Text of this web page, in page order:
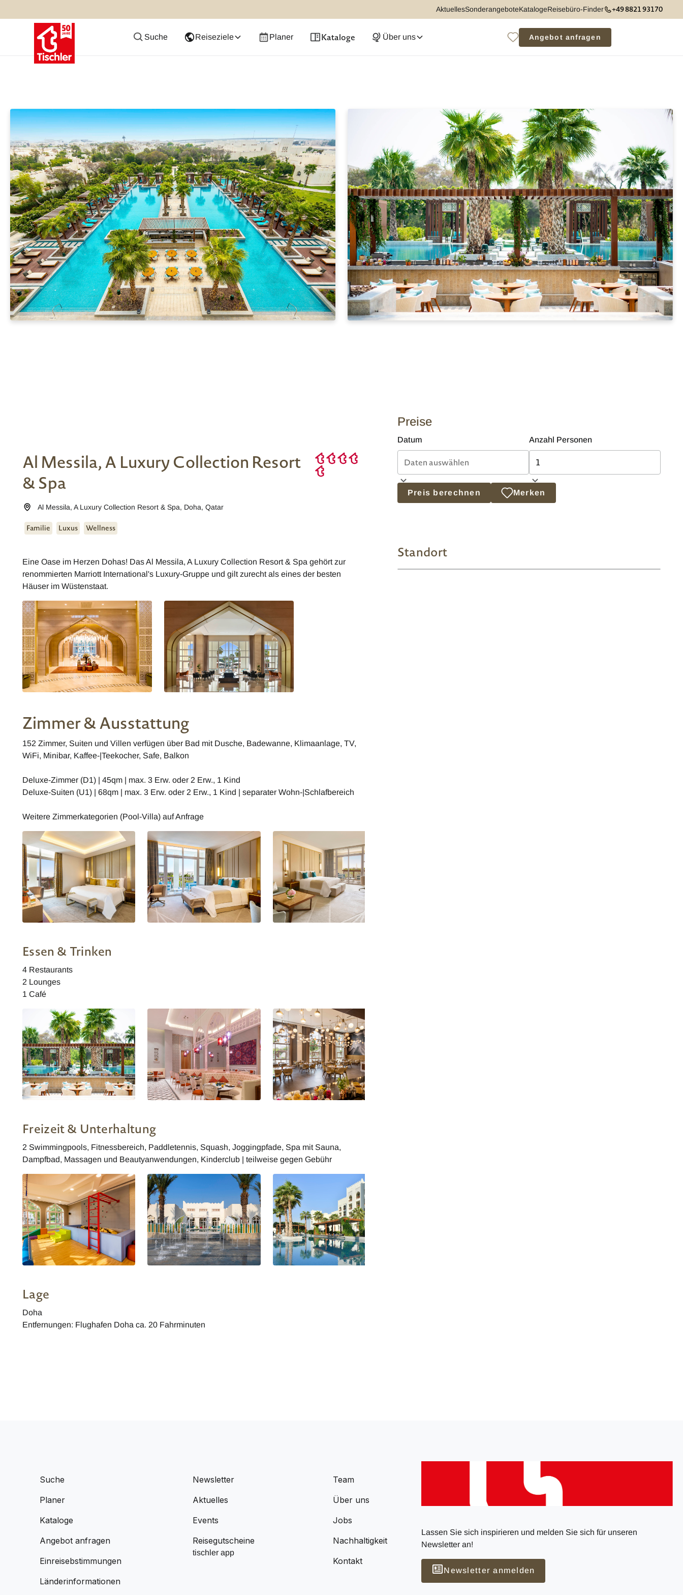
AktuellesSonderangeboteKatalogeReisebüro-Finder +49 8821 93170
Suche Reiseziele Planer Kataloge Über uns Angebot anfragen
Al Messila, A Luxury Collection Resort
& Spa
Al Messila, A Luxury Collection Resort & Spa, Doha,Qatar
Familie Luxus Wellness
Eine Oase im Herzen Dohas! Das Al Messila, A Luxury Collection Resort & Spa gehört zur
renommierten Marriott International's Luxury-Gruppe und gilt zurecht als eines der besten
Häuser im Wüstenstaat.
Zimmer & Ausstattung
152 Zimmer, Suiten und Villen verfügen über Bad mit Dusche, Badewanne, Klimaanlage, TV,
WiFi, Minibar, Kaffee-|Teekocher, Safe, Balkon
Deluxe-Zimmer (D1) | 45qm | max. 3 Erw. oder 2 Erw., 1 Kind
Deluxe-Suiten (U1) | 68qm | max. 3 Erw. oder 2 Erw., 1 Kind | separater Wohn-|Schlafbereich
Weitere Zimmerkategorien (Pool-Villa) auf Anfrage
Essen & Trinken
4 Restaurants
2 Lounges
1 Café
Freizeit & Unterhaltung
2 Swimmingpools, Fitnessbereich, Paddletennis, Squash, Joggingpfade, Spa mit Sauna,
Dampfbad, Massagen und Beautyanwendungen, Kinderclub | teilweise gegen Gebühr
Lage
Doha
Entfernungen: Flughafen Doha ca. 20 Fahrminuten
Preise
Datum Anzahl Personen
Preis berechnen Merken
Standort
Suche
Planer
Kataloge
Angebot anfragen
Einreisebstimmungen
Länderinformationen
Newsletter
Aktuelles
Events
Reisegutscheine
tischler app
Team
Über uns
Jobs
Nachhaltigkeit
Kontakt
Lassen Sie sich inspirieren und melden Sie sich für unseren
Newsletter an!
Newsletter anmelden